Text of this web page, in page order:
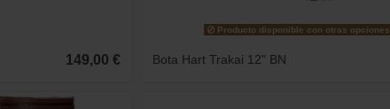
149,00 €
Producto disponible con otras opciones
Bota Hart Trakai 12" BN